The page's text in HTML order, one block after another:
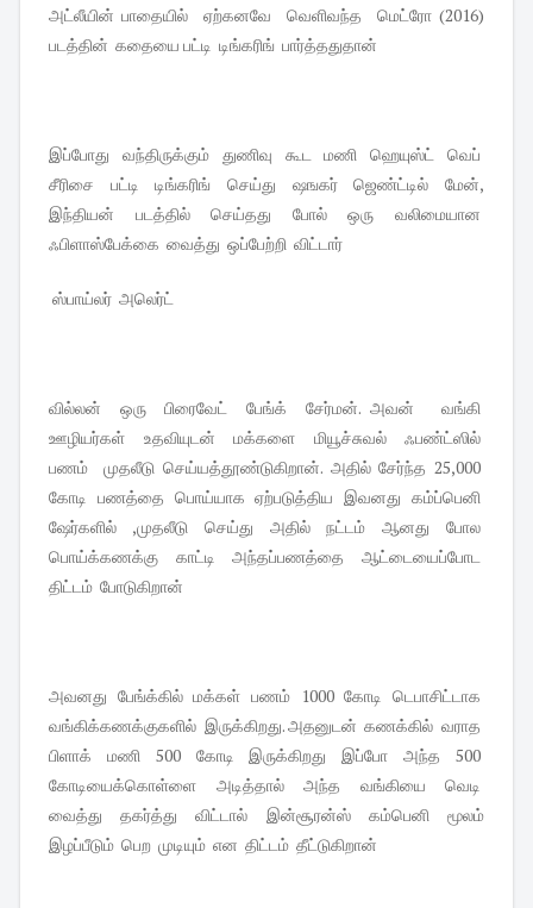
அட்லீயின் பாதையில் ஏற்கனவே வெளிவந்த மெட்ரோ (2016)
படத்தின் கதையை பட்டி டிங்கரிங் பார்த்ததுதான்
இப்போது வந்திருக்கும் துணிவு கூட மணி ஹெயுஸ்ட் வெப்
சீரிசை பட்டி டிங்கரிங் செய்து ஷஙகர் ஜெண்ட்டில் மேன்,
இந்தியன் படத்தில் செய்தது போல் ஒரு வலிமையான
ஃபிளாஸ்பேக்கை வைத்து ஒப்பேற்றி விட்டார்
ஸ்பாய்லர் அலெர்ட்
வில்லன் ஒரு பிரைவேட் பேங்க் சேர்மன். அவன் வங்கி
ஊழியர்கள் உதவியுடன் மக்களை மியூச்சுவல் ஃபண்ட்ஸில்
பணம் முதலீடு செய்யத்தூண்டுகிறான். அதில் சேர்ந்த 25,000
கோடி பணத்தை பொய்யாக ஏற்படுத்திய இவனது கம்ப்பெனி
ஷேர்களில் ,முதலீடு செய்து அதில் நட்டம் ஆனது போல
பொய்க்கணக்கு காட்டி அந்தப்பணத்தை ஆட்டையைப்போட
திட்டம் போடுகிறான்
அவனது பேங்க்கில் மக்கள் பணம் 1000 கோடி டெபாசிட்டாக
வங்கிக்கணக்குகளில் இருக்கிறது. அதனுடன் கணக்கில் வராத
பிளாக் மணி 500 கோடி இருக்கிறது இப்போ அந்த 500
கோடியைக்கொள்ளை அடித்தால் அந்த வங்கியை வெடி
வைத்து தகர்த்து விட்டால் இன்சூரன்ஸ் கம்பெனி மூலம்
இழப்பீடும் பெற முடியும் என திட்டம் தீட்டுகிறான்